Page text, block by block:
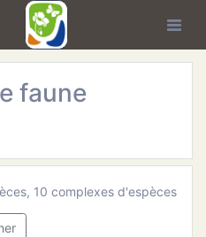
faune
10 complexes d'espèces